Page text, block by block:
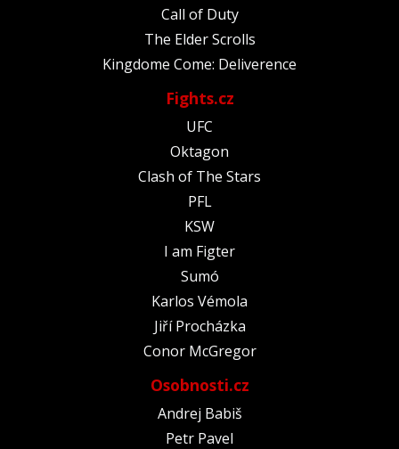
Call of Duty
The Elder Scrolls
Kingdome Come: Deliverence
Fights.cz
UFC
Oktagon
Clash of The Stars
PFL
KSW
I am Figter
Sumó
Karlos Vémola
Jiří Procházka
Conor McGregor
Osobnosti.cz
Andrej Babiš
Petr Pavel